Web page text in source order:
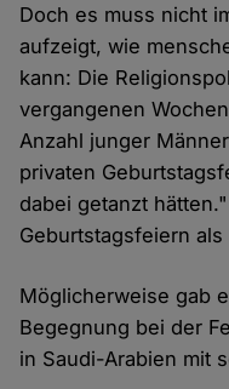
Doch es muss nicht
aufzeigt, wie
kann: Die
vergangenen
Anzahl junger
privaten
dabei getanzt
Geburtstagsfeiern
Möglicherweise gab
Begegnung bei der
in Saudi-Arabien mit